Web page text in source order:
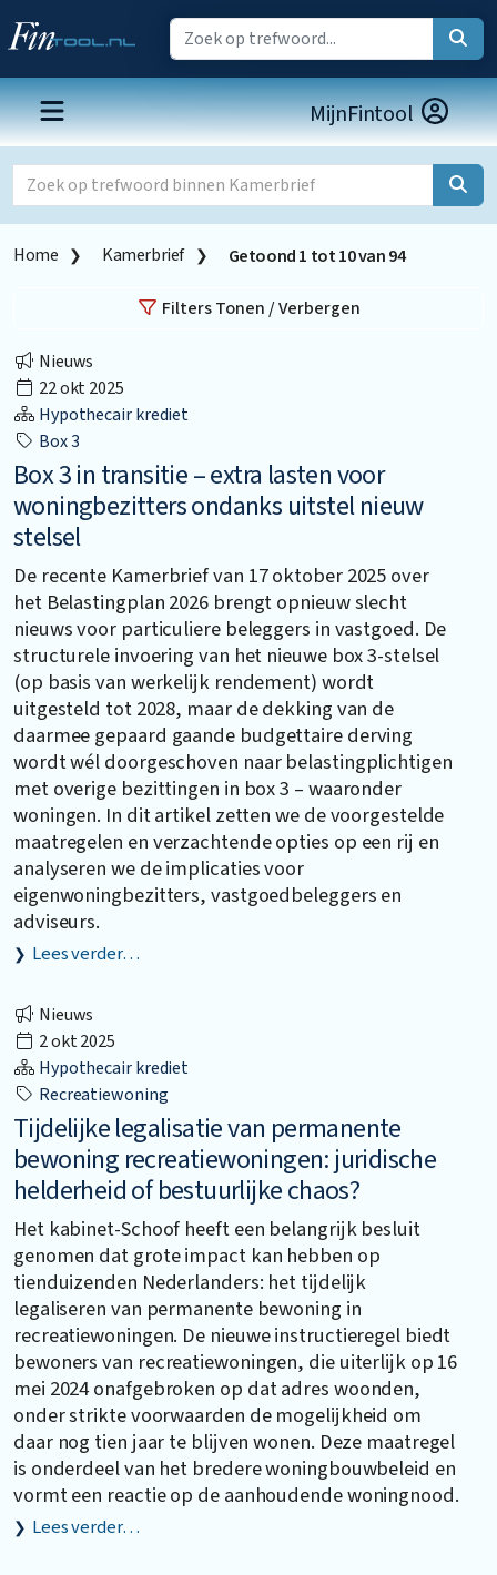
MijnFintool
Home Kamerbrief Getoond1 tot10van94
Filters Tonen / Verbergen
Nieuws
22 okt 2025
Hypothecair krediet
Box 3
Box 3 in transitie – extra lasten voor
woningbezitters ondanks uitstel nieuw
stelsel
De recente Kamerbrief van 17 oktober 2025 over
het Belastingplan 2026 brengt opnieuw slecht
nieuws voor particuliere beleggers in vastgoed. De
structurele invoering van het nieuwe box 3-stelsel
(op basis van werkelijk rendement) wordt
uitgesteld tot 2028, maar de dekking van de
daarmee gepaard gaande budgettaire derving
wordt wél doorgeschoven naar belastingplichtigen
met overige bezittingen in box 3 – waaronder
woningen. In dit artikel zetten we de voorgestelde
maatregelen en verzachtende opties op een rij en
analyseren we de implicaties voor
eigenwoningbezitters, vastgoedbeleggers en
adviseurs.
Lees verder…
Nieuws
2 okt 2025
Hypothecair krediet
Recreatiewoning
Tijdelijke legalisatie van permanente
bewoning recreatiewoningen: juridische
helderheid of bestuurlijke chaos?
Het kabinet-Schoof heeft een belangrijk besluit
genomen dat grote impact kan hebben op
tienduizenden Nederlanders: het tijdelijk
legaliseren van permanente bewoning in
recreatiewoningen. De nieuwe instructieregel biedt
bewoners van recreatiewoningen, die uiterlijk op 16
mei 2024 onafgebroken op dat adres woonden,
onder strikte voorwaarden de mogelijkheid om
daar nog tien jaar te blijven wonen. Deze maatregel
is onderdeel van het bredere woningbouwbeleid en
vormt een reactie op de aanhoudende woningnood.
Lees verder…